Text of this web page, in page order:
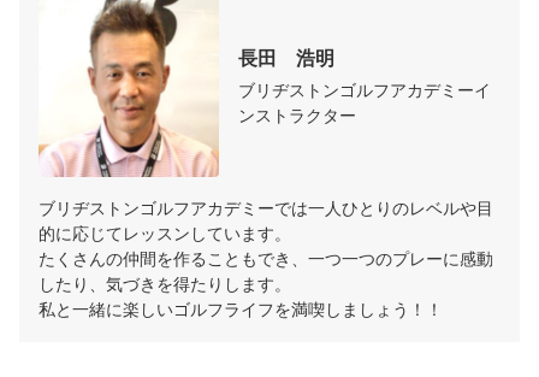
長田　浩明
ブリヂストンゴルフアカデミーイ
ンストラクター
ブリヂストンゴルフアカデミーでは一人ひとりのレベルや目
的に応じてレッスンしています。
たくさんの仲間を作ることもでき、一つ一つのプレーに感動
したり、気づきを得たりします。
私と一緒に楽しいゴルフライフを満喫しましょう！！